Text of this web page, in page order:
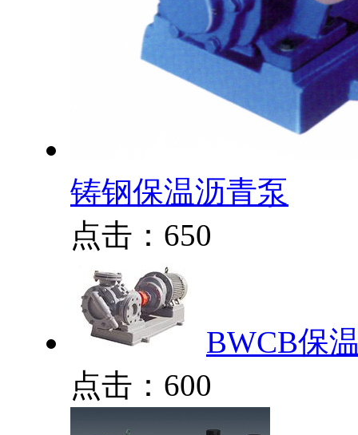
铸钢保温沥青泵
点击：650
BWCB保
点击：600